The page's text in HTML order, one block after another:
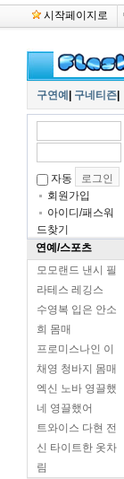
시작페이지로
구연예 구네티즌
자동
회원가입
아이디/패스워
드찾기
연예/스포츠
모모랜드 낸시 필
라테스 레깅스
수영복 입은 안소
희 몸매
프로미스나인 이
채영 청바지 몸매
엑신 노바 영끌했
네 영끌했어
트와이스 다현 전
신 타이트한 옷차
림